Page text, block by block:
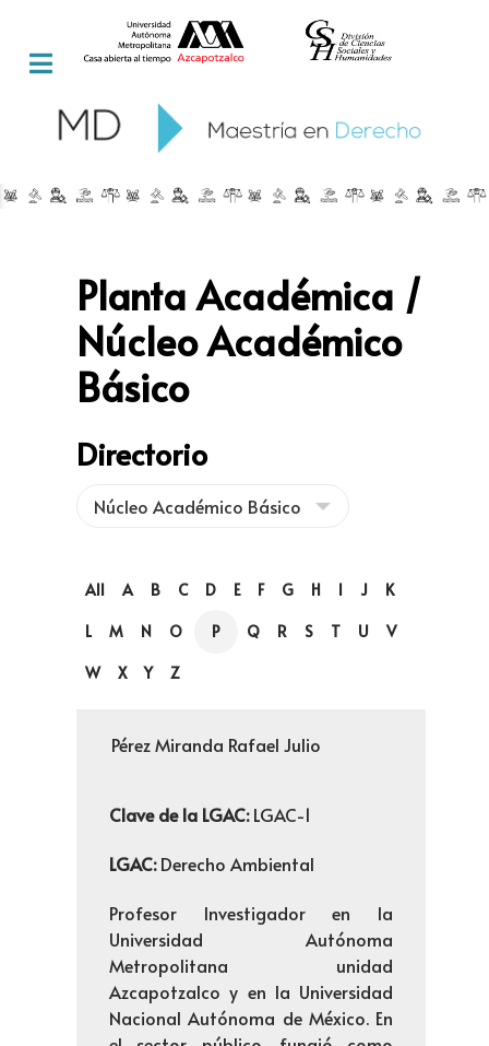
Planta Académica /
Núcleo Académico
Básico
Directorio
All A B C D E F G H I J
K
L
M N O P Q R S T U
V
W
X Y Z
Pérez Miranda Rafael Julio
Clave de la LGAC:LGAC-1
LGAC:Derecho Ambiental
Profesor Investigador en la
Universidad Autónoma
Metropolitana unidad
Azcapotzalco y en la Universidad
Nacional Autónoma de México. En